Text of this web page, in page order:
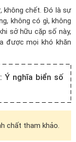
không chết. Đó là sự
không có gì, không
sở hữu cặp số này,
được mọi khó khăn
Ý nghĩa biển số
chất tham khảo.